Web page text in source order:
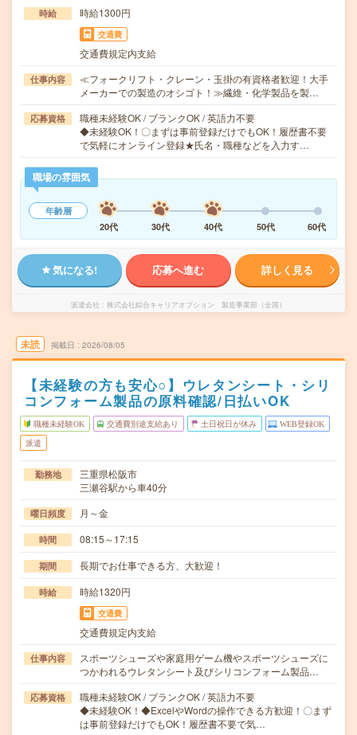
時給 時給1300円
交通費
交通費規定内支給
仕事内容
≪フォークリフト・クレーン・玉掛の有資格者歓迎！大手
メーカーでの製造のオシゴト！≫繊維・化学製品を製…
応募資格
職種未経験OK / ブランクOK / 英語力不要
◆未経験OK！〇まずは事前登録だけでもOK！履歴書不要
で気軽にオンライン登録★氏名・職種などを入力す…
職場の雰囲気
年齢層
20代
30代 40代 50代 60代
気になる! 応募へ進む 詳しく見る
派遣会社 株式会社綜合キャリアオプション 製造事業部（全国）
未読 掲載日 2026/08/05
【未経験の方も安心○】ウレタンシート・シリ
コンフォーム製品の原料確認/日払いOK
職種未経験OK 交通費別途支給あり 土日祝日が休み WEB登録OK
派遣
勤務地
三重県松阪市
三瀬谷駅から車40分
曜日頻度 月～金
時間 08:15～17:15
期間 長期でお仕事できる方、大歓迎！
時給 時給1320円
交通費
交通費規定内支給
仕事内容
スポーツシューズや家庭用ゲーム機やスポーツシューズに
つかわれるウレタンシート及びシリコンフォーム製品…
応募資格
職種未経験OK / ブランクOK / 英語力不要
◆未経験OK！◆ExcelやWordの操作できる方歓迎！〇まず
は事前登録だけでもOK！履歴書不要で気…